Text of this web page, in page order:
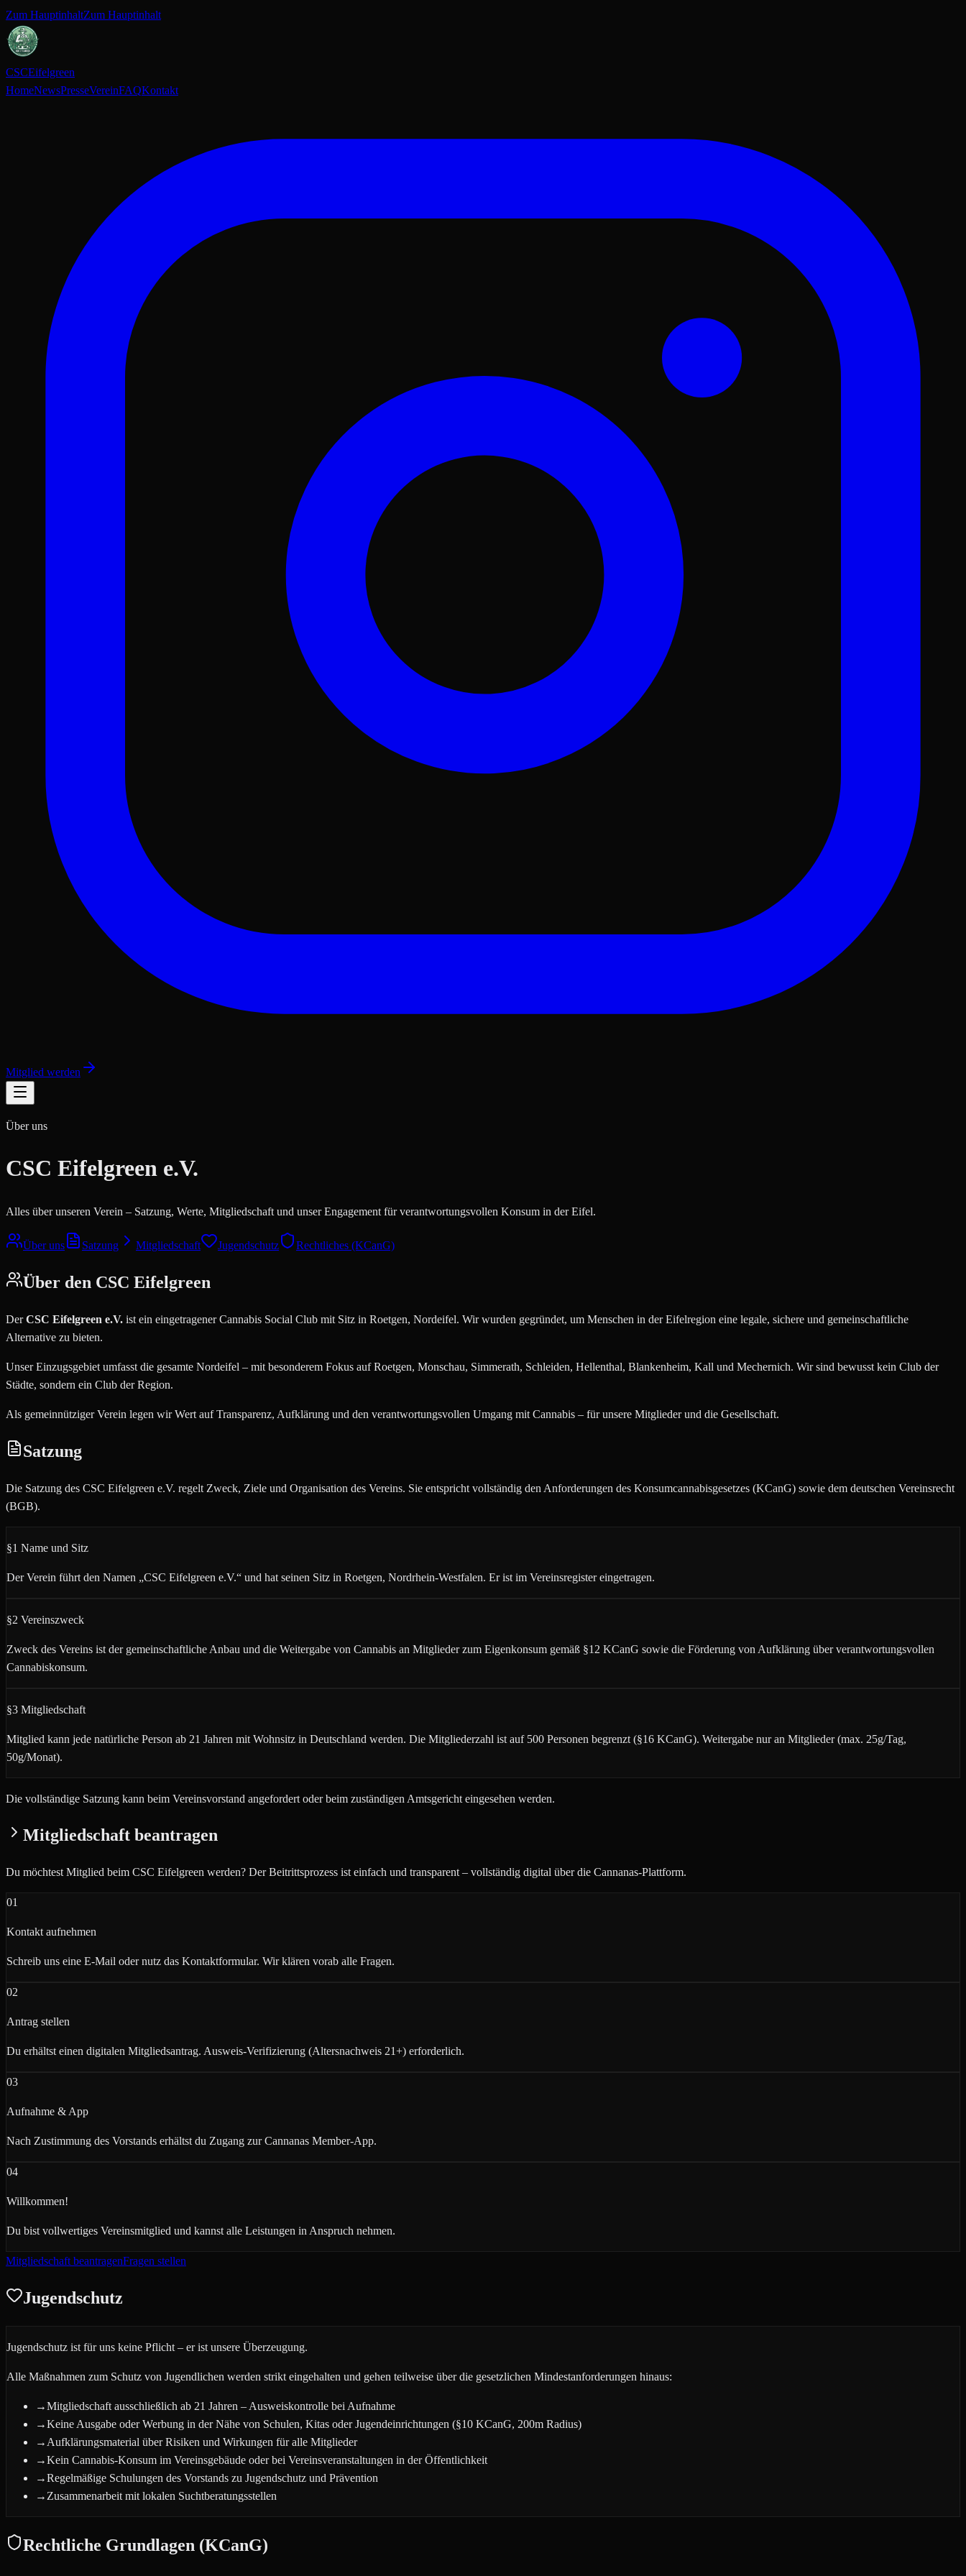
Zum HauptinhaltZum Hauptinhalt
CSCEifelgreen
HomeNewsPresseVereinFAQKontakt
Mitglied werden
Über uns
CSC Eifelgreen e.V.
Alles über unseren Verein – Satzung, Werte, Mitgliedschaft und unser Engagement für verantwortungsvollen Konsum in der Eifel.
Über uns Satzung Mitgliedschaft Jugendschutz Rechtliches (KCanG)
Über den CSC Eifelgreen
DerCSC Eifelgreen e.V. ist ein eingetragener Cannabis Social Club mit Sitz in Roetgen, Nordeifel. Wir wurden gegründet, um Menschen in der Eifelregion eine legale, sichere und gemeinschaftliche
Alternative zu bieten.
Unser Einzugsgebiet umfasst die gesamte Nordeifel – mit besonderem Fokus auf Roetgen, Monschau, Simmerath, Schleiden, Hellenthal, Blankenheim, Kall und Mechernich. Wir sind bewusst kein Club der
Städte, sondern ein Club der Region.
Als gemeinnütziger Verein legen wir Wert auf Transparenz, Aufklärung und den verantwortungsvollen Umgang mit Cannabis – für unsere Mitglieder und die Gesellschaft.
Satzung
Die Satzung des CSC Eifelgreen e.V. regelt Zweck, Ziele und Organisation des Vereins. Sie entspricht vollständig den Anforderungen des Konsumcannabisgesetzes (KCanG) sowie dem deutschen Vereinsrecht
(BGB).
§1 Name und Sitz
Der Verein führt den Namen „CSC Eifelgreen e.V.“ und hat seinen Sitz in Roetgen, Nordrhein-Westfalen. Er ist im Vereinsregister eingetragen.
§2 Vereinszweck
Zweck des Vereins ist der gemeinschaftliche Anbau und die Weitergabe von Cannabis an Mitglieder zum Eigenkonsum gemäß §12 KCanG sowie die Förderung von Aufklärung über verantwortungsvollen
Cannabiskonsum.
§3 Mitgliedschaft
Mitglied kann jede natürliche Person ab 21 Jahren mit Wohnsitz in Deutschland werden. Die Mitgliederzahl ist auf 500 Personen begrenzt (§16 KCanG). Weitergabe nur an Mitglieder (max. 25g/Tag,
50g/Monat).
Die vollständige Satzung kann beim Vereinsvorstand angefordert oder beim zuständigen Amtsgericht eingesehen werden.
Mitgliedschaft beantragen
Du möchtest Mitglied beim CSC Eifelgreen werden? Der Beitrittsprozess ist einfach und transparent – vollständig digital über die Cannanas-Plattform.
01
Kontakt aufnehmen
Schreib uns eine E-Mail oder nutz das Kontaktformular. Wir klären vorab alle Fragen.
02
Antrag stellen
Du erhältst einen digitalen Mitgliedsantrag. Ausweis-Verifizierung (Altersnachweis 21+) erforderlich.
03
Aufnahme & App
Nach Zustimmung des Vorstands erhältst du Zugang zur Cannanas Member-App.
04
Willkommen!
Du bist vollwertiges Vereinsmitglied und kannst alle Leistungen in Anspruch nehmen.
Mitgliedschaft beantragenFragen stellen
Jugendschutz
Jugendschutz ist für uns keine Pflicht – er ist unsere Überzeugung.
Alle Maßnahmen zum Schutz von Jugendlichen werden strikt eingehalten und gehen teilweise über die gesetzlichen Mindestanforderungen hinaus:
→Mitgliedschaft ausschließlich ab 21 Jahren – Ausweiskontrolle bei Aufnahme
→Keine Ausgabe oder Werbung in der Nähe von Schulen, Kitas oder Jugendeinrichtungen (§10 KCanG, 200m Radius)
→ Aufklärungsmaterial über Risiken und Wirkungen für alle Mitglieder
→Kein Cannabis-Konsum im Vereinsgebäude oder bei Vereinsveranstaltungen in der Öffentlichkeit
→Regelmäßige Schulungen des Vorstands zu Jugendschutz und Prävention
→ Zusammenarbeit mit lokalen Suchtberatungsstellen
Rechtliche Grundlagen (KCanG)